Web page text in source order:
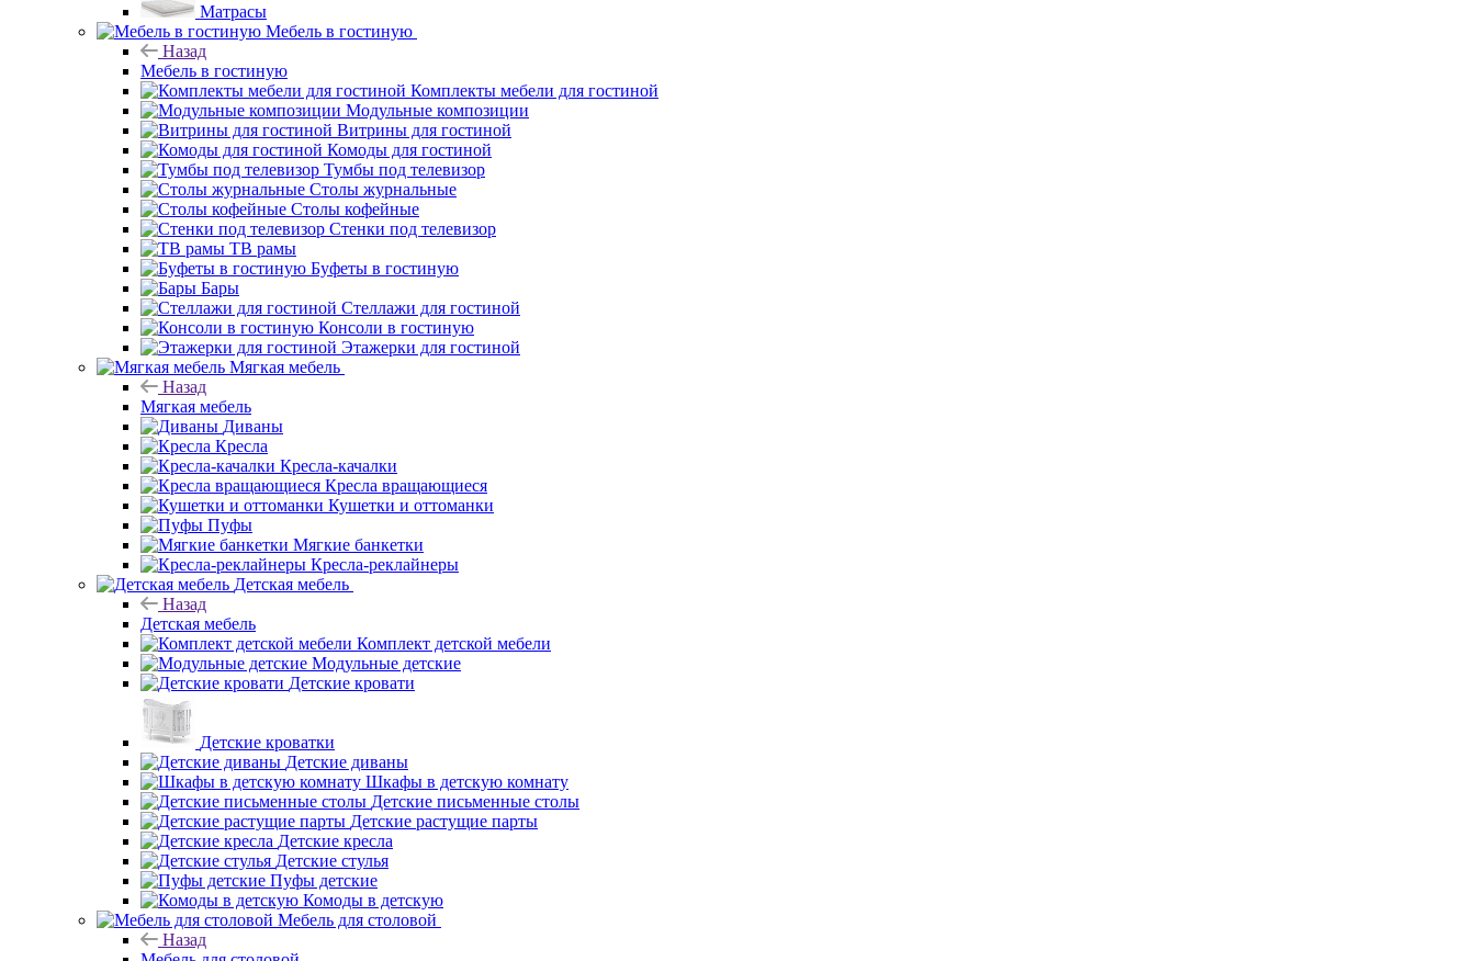
Матрасы
Мебель в гостиную
Назад
Мебель в гостиную
Комплекты мебели для гостиной
Модульные композиции
Витрины для гостиной
Комоды для гостиной
Тумбы под телевизор
Столы журнальные
Столы кофейные
Стенки под телевизор
ТВ рамы
Буфеты в гостиную
Бары
Стеллажи для гостиной
Консоли в гостиную
Этажерки для гостиной
Мягкая мебель
Назад
Мягкая мебель
Диваны
Кресла
Кресла-качалки
Кресла вращающиеся
Кушетки и оттоманки
Пуфы
Мягкие банкетки
Кресла-реклайнеры
Детская мебель
Назад
Детская мебель
Комплект детской мебели
Модульные детские
Детские кровати
Детские кроватки
Детские диваны
Шкафы в детскую комнату
Детские письменные столы
Детские растущие парты
Детские кресла
Детские стулья
Пуфы детские
Комоды в детскую
Мебель для столовой
Назад